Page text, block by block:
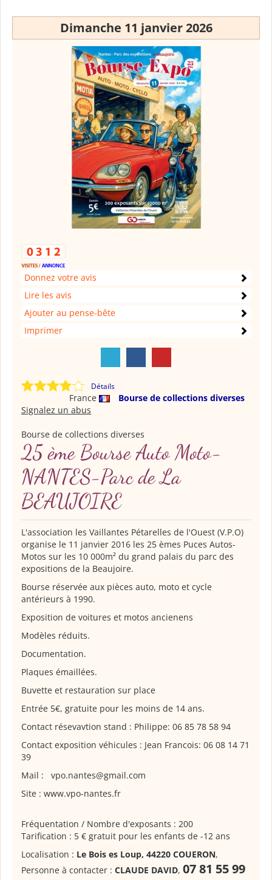
Dimanche 11 janvier 2026
Donnez votre avis
Lire les avis
Ajouter au pense-bête
Imprimer
Détails
France
Bourse de collections diverses
Signalez un abus
Bourse de collections diverses
25 ème Bourse Auto Moto-
NANTES-Parc de La
BEAUJOIRE
L'association les Vaillantes Pétarelles de l'Ouest (V.P.O)
organise le 11 janvier 2016 les 25 èmes Puces Autos-
Motos sur les 10 000m² du grand palais du parc des
expositions de la Beaujoire.
Bourse réservée aux pièces auto, moto et cycle
antérieurs à 1990.
Exposition de voitures et motos ancienens
Modèles réduits.
Documentation.
Plaques émaillées.
Buvette et restauration sur place
Entrée 5€, gratuite pour les moins de 14 ans.
Contact résevavtion stand : Philippe: 06 85 78 58 94
Contact exposition véhicules : Jean Francois: 06 08 14 71
39
Mail : vpo.nantes@gmail.com
Site : www.vpo-nantes.fr
Fréquentation / Nombre d'exposants : 200
Tarification : 5 € gratuit pour les enfants de -12 ans
Localisation : Le Bois es Loup, 44220 COUERON,
Personne à contacter : CLAUDE DAVID, 07 81 55 99